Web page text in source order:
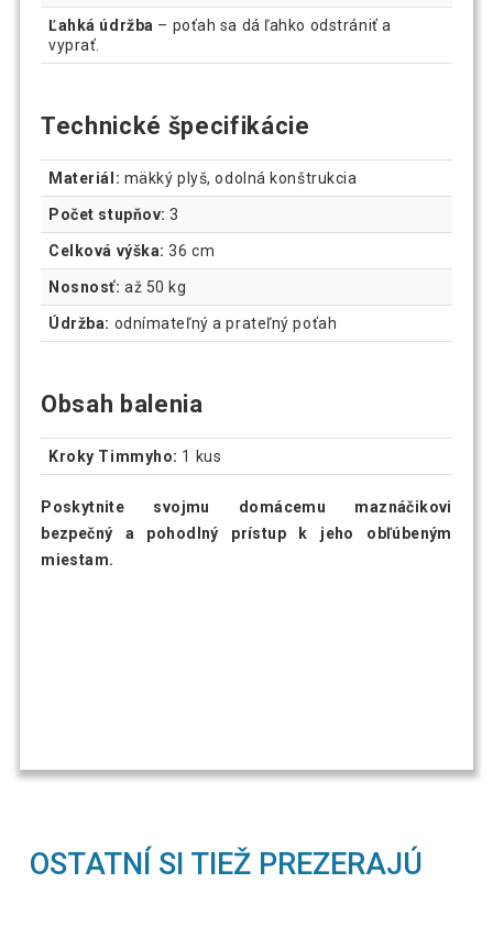
Ľahká údržba – poťah sa dá ľahko odstrániť a
vyprať.
Technické špecifikácie
Materiál: mäkký plyš, odolná konštrukcia
Počet stupňov: 3
Celková výška: 36 cm
Nosnosť: až 50 kg
Údržba: odnímateľný a prateľný poťah
Obsah balenia
Kroky Timmyho: 1 kus
Poskytnite svojmu domácemu maznáčikovi
bezpečný a pohodlný prístup k jeho obľúbeným
miestam.
OSTATNÍ SI TIEŽ PREZERAJÚ